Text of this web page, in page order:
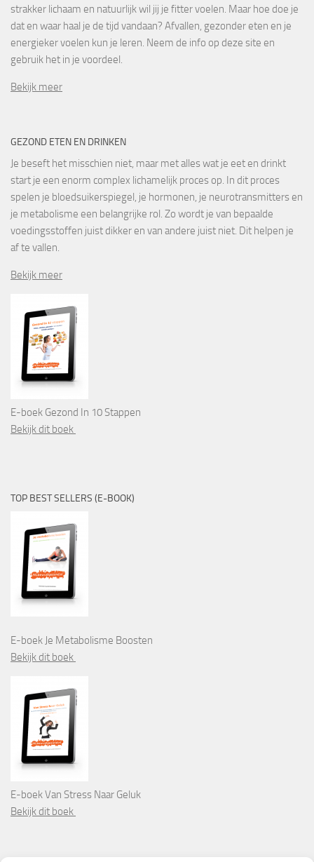
strakker lichaam en natuurlijk wil jij je fitter voelen. Maar hoe doe je
dat en waar haal je de tijd vandaan? Afvallen, gezonder eten en je
energieker voelen kun je leren. Neem de info op deze site en
gebruik het in je voordeel.
Bekijk meer
GEZOND ETEN EN DRINKEN
Je beseft het misschien niet, maar met alles wat je eet en drinkt
start je een enorm complex lichamelijk proces op. In dit proces
spelen je bloedsuikerspiegel, je hormonen, je neurotransmitters en
je metabolisme een belangrijke rol. Zo wordt je van bepaalde
voedingsstoffen juist dikker en van andere juist niet. Dit helpen je
af te vallen.
Bekijk meer
E-boek Gezond In 10 Stappen
Bekijk dit boek
TOP BEST SELLERS (E-BOOK)
E-boek Je Metabolisme Boosten
Bekijk dit boek
E-boek Van Stress Naar Geluk
Bekijk dit boek